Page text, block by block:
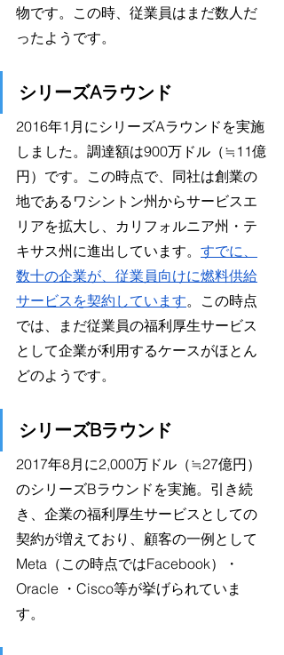
物です。この時、従業員はまだ数人だ
ったようです。
シリーズAラウンド
2016年1月にシリーズAラウンドを実施
しました。調達額は900万ドル（≒11億
円）です。この時点で、同社は創業の
地であるワシントン州からサービスエ
リアを拡大し、カリフォルニア州・テ
キサス州に進出しています。 すでに、
数十の企業が、従業員向けに燃料供給
サービスを契約しています。この時点
では、まだ従業員の福利厚生サービス
として企業が利用するケースがほとん
どのようです。
シリーズBラウンド
2017年8月に2,000万ドル（≒27億円）
のシリーズBラウンドを実施。引き続
き、企業の福利厚生サービスとしての
契約が増えており、顧客の一例として
Meta（この時点ではFacebook）・
Oracle ・Cisco等が挙げられていま
す。